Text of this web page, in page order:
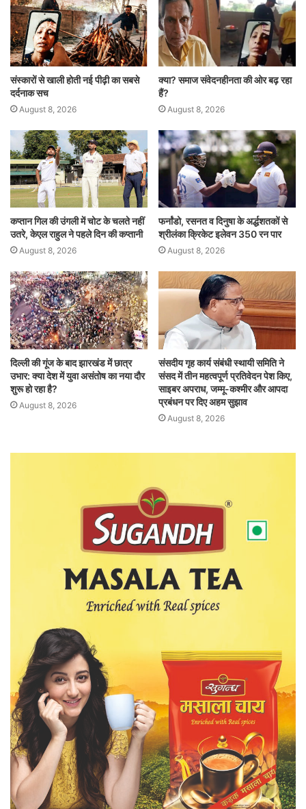
p o
k
संस्कारों से खाली होती नई पीढ़ी का सबसे
दर्दनाक सच
August 8, 2026
क्या? समाज संवेदनहीनता की ओर बढ़ रहा
हैं?
August 8, 2026
कप्तान गिल की उंगली में चोट के चलते नहीं
उतरे, केएल राहुल ने पहले दिन की कप्तानी
August 8, 2026
फर्नांडो, रसनत व दिनुषा के अर्द्धशतकों से
श्रीलंका क्रिकेट इलेवन 350 रन पार
August 8, 2026
दिल्ली की गूंज के बाद झारखंड में छात्र
उभार: क्या देश में युवा असंतोष का नया दौर
शुरू हो रहा है?
August 8, 2026
संसदीय गृह कार्य संबंधी स्थायी समिति ने
संसद में तीन महत्वपूर्ण प्रतिवेदन पेश किए,
साइबर अपराध, जम्मू-कश्मीर और आपदा
प्रबंधन पर दिए अहम सुझाव
August 8, 2026